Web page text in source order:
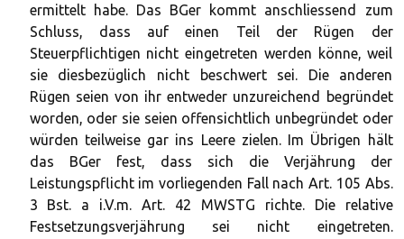
ermittelt habe. Das BGer kommt anschliessend zum
Schluss, dass auf einen Teil der Rügen der
Steuerpflichtigen nicht eingetreten werden könne, weil
sie diesbezüglich nicht beschwert sei. Die anderen
Rügen seien von ihr entweder unzureichend begründet
worden, oder sie seien offensichtlich unbegründet oder
würden teilweise gar ins Leere zielen. Im Übrigen hält
das BGer fest, dass sich die Verjährung der
Leistungspflicht im vorliegenden Fall nach Art. 105 Abs.
3 Bst. a i.V.m. Art. 42 MWSTG richte. Die relative
Festsetzungsverjährung sei nicht eingetreten.